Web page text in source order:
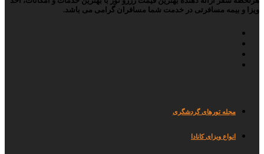
ویزا و بیمه مسافرتی در خدمت شما مسافران گرامی می باشد.
مجله تورهای گردشگری
انواع ویزای کانادا